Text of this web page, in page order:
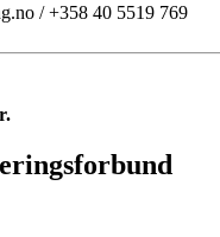
/ +358 40 5519 769